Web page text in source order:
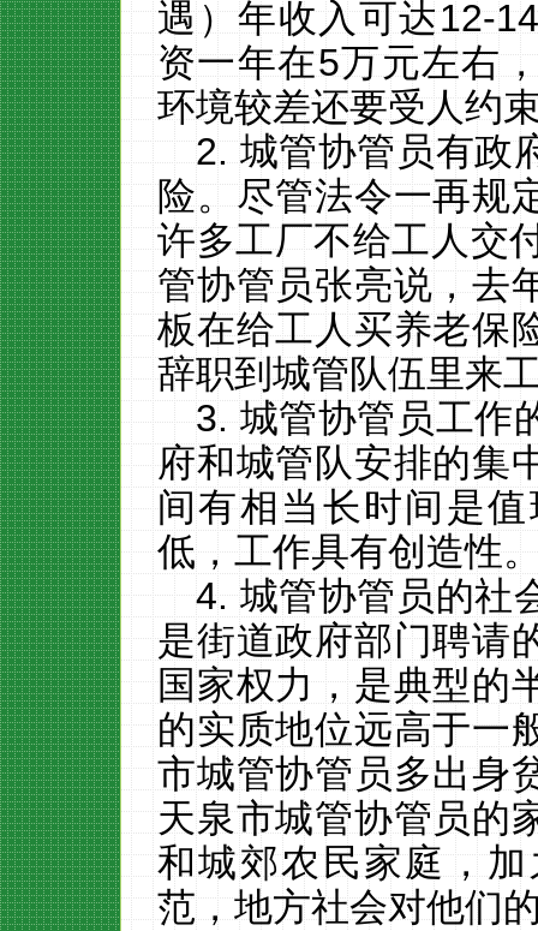
遇）年收入可达12-14
资一年在5万元左右
环境较差还要受人约
2.城管协管员有政
险。尽管法令一再规
许多工厂不给工人交
管协管员张亮说，去
板在给工人买养老保
辞职到城管队伍里来
3. 城管协管员工作
府和城管队安排的集
间有相当长时间是
低，工作具有创造性
4. 城管协管员的社
是街道政府部门聘请
国家权力，是典型的
的实质地位远高于一
市城管协管员多出身
天泉市城管协管员的
和城郊农民家庭，
范，地方社会对他们